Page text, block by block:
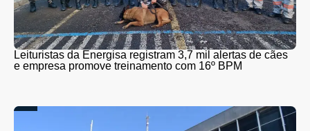
Leituristas da Energisa registram 3,7 mil alertas de cães
e empresa promove treinamento com 16º BPM